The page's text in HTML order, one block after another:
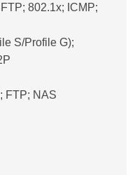
802.1x; ICMP;
S/Profile G);
FTP; NAS